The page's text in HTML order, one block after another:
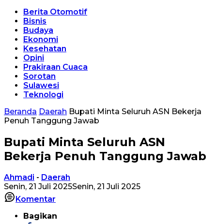
Berita Otomotif
Bisnis
Budaya
Ekonomi
Kesehatan
Opini
Prakiraan Cuaca
Sorotan
Sulawesi
Teknologi
Beranda Daerah Bupati Minta Seluruh ASN Bekerja
Penuh Tanggung Jawab
Bupati Minta Seluruh ASN
Bekerja Penuh Tanggung Jawab
Ahmadi - Daerah
Senin, 21 Juli 2025Senin, 21 Juli 2025
Komentar
Bagikan